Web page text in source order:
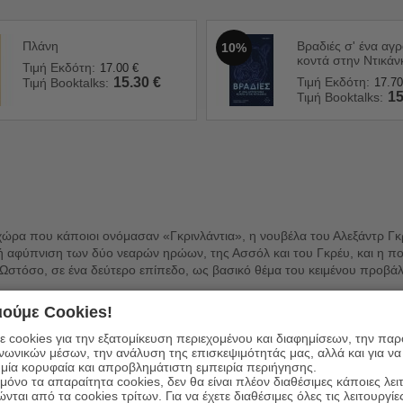
Πλάνη
Τιμή Εκδότη: 17.00 €
Τιμή Booktalks: 15.30 €
10%
Βραδιές σ' ένα
κοντά στην
Τιμή Εκδότη: 17.70
Τιμή Booktalks:
που κάποιοι ονόμασαν «Γκρινλάντια», η νουβέλα του Αλεξάντρ
αφύπνιση των δύο νεαρών ηρώων, της Ασσόλ και του Γκρέυ, και η
σε ένα δεύτερο επίπεδο, ως βασικό θέμα του κειμένου
θεωρήθηκαν δείγμα ενός ιδιότυπου αισθητισμού, όταν, λίγα
ταλέντου «προλετάριους» συγγραφείς. Το κλίμα ωστόσο άλλαξε
σήμερα, καθιστώντας τα Πορφυρά πανιά μιαν από τις πιο
Cookies!
cookies για την εξατομίκευση περιεχομένου και διαφημίσεων, την
μέσων, την ανάλυση της επισκεψιμότητάς μας, αλλά και για
κορυφαία και απροβλημάτιστη εμπειρία περιήγησης.
τα απαραίτητα cookies, δεν θα είναι πλέον διαθέσιμες κάποιες
από τα cookies τρίτων. Για να έχετε διαθέσιμες όλες τις